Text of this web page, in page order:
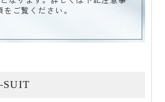
をご覧ください。